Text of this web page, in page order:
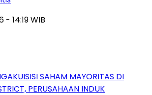
- 14:19 WIB
SAHAM MAYORITAS DI
PERUSAHAAN INDUK